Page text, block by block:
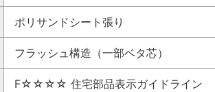
ポリサンドシート張り
フラッシュ構造（一部ベタ芯）
F☆☆☆☆ 住宅部品表示ガイドライン